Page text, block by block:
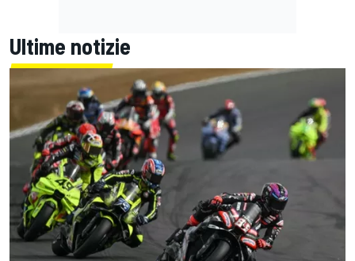
Ultime notizie